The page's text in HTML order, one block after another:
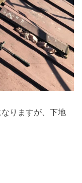
りますが、下地